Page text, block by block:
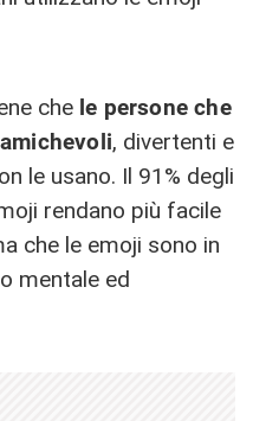
che le persone che
, divertenti e
le usano. Il 91% degli
rendano più facile
che le emoji sono in
mentale ed